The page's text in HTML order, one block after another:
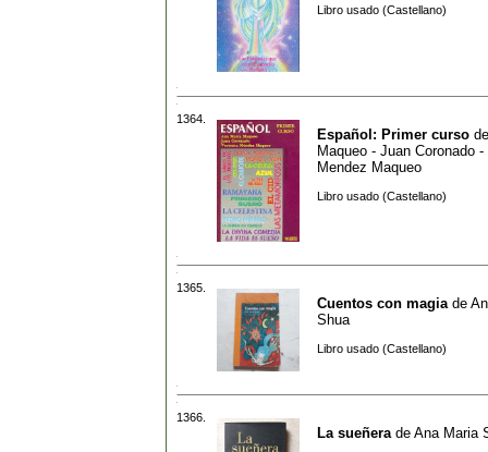
Libro usado (Castellano)
1364.
Español: Primer curso
Maqueo - Juan Coronado -
Mendez Maqueo
Libro usado (Castellano)
1365.
Cuentos con magia de
Shua
Libro usado (Castellano)
1366.
La sueñera de Ana Maria